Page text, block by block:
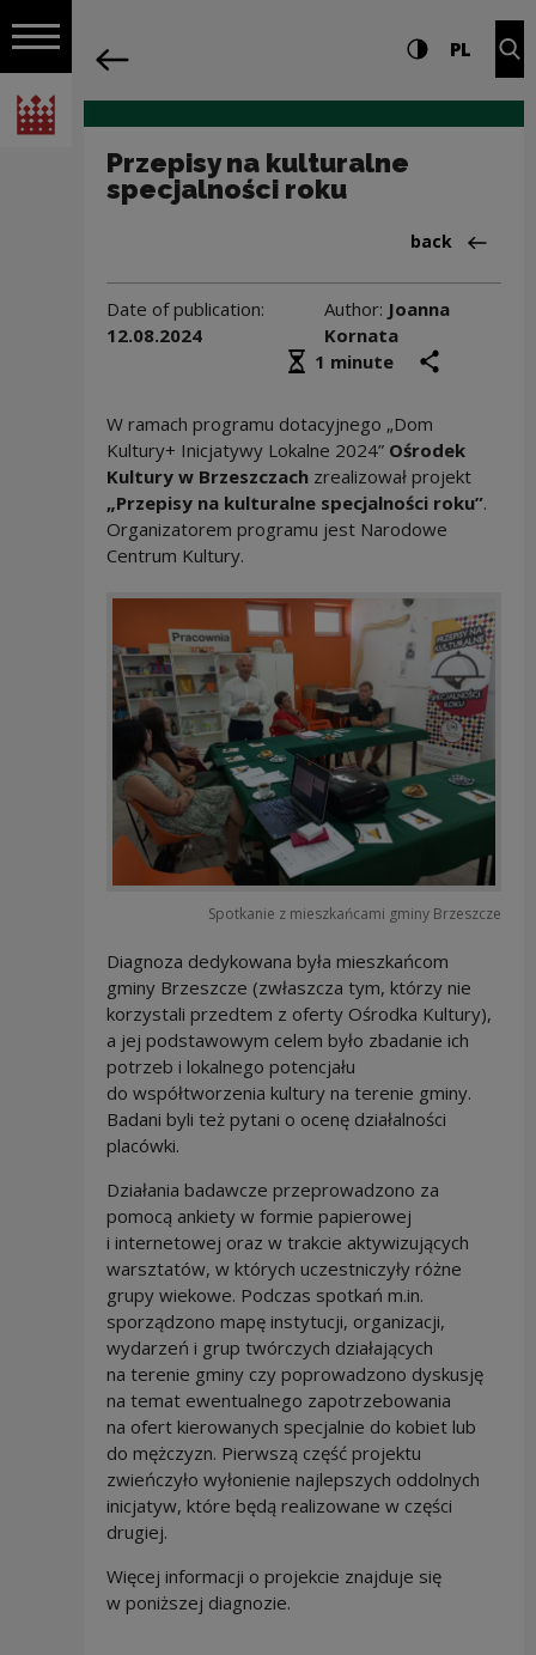
Open navigation
National Centre for Culture Poland
Navigation Settings and search
High contrast
PL
Przepisy na kulturalne
specjalności roku
Back
back
Date of publication:
12.08.2024
Author: Joanna
Kornata
Średni czas czytania
1 minute
W ramach programu dotacyjnego „Dom
Kultury+ Inicjatywy Lokalne 2024” Ośrodek
Kultury w Brzeszczach zrealizował projekt
„Przepisy na kulturalne specjalności roku”.
Organizatorem programu jest Narodowe
Centrum Kultury.
Spotkanie z mieszkańcami gminy Brzeszcze
Diagnoza dedykowana była mieszkańcom
gminy Brzeszcze (zwłaszcza tym, którzy nie
korzystali przedtem z oferty Ośrodka Kultury),
a jej podstawowym celem było zbadanie ich
potrzeb i lokalnego potencjału
do współtworzenia kultury na terenie gminy.
Badani byli też pytani o ocenę działalności
placówki.
Działania badawcze przeprowadzono za
pomocą ankiety w formie papierowej
i internetowej oraz w trakcie aktywizujących
warsztatów, w których uczestniczyły różne
grupy wiekowe. Podczas spotkań m.in.
sporządzono mapę instytucji, organizacji,
wydarzeń i grup twórczych działających
na terenie gminy czy poprowadzono dyskusję
na temat ewentualnego zapotrzebowania
na ofert kierowanych specjalnie do kobiet lub
do mężczyzn. Pierwszą część projektu
zwieńczyło wyłonienie najlepszych oddolnych
inicjatyw, które będą realizowane w części
drugiej.
Więcej informacji o projekcie znajduje się
w poniższej diagnozie.